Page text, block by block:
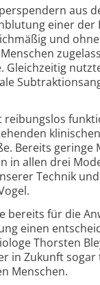
aus
einer
und
Bereits
in allen drei
Technik
bereits für die
einen
Thorsten
in Zukunft sogar
Menschen.